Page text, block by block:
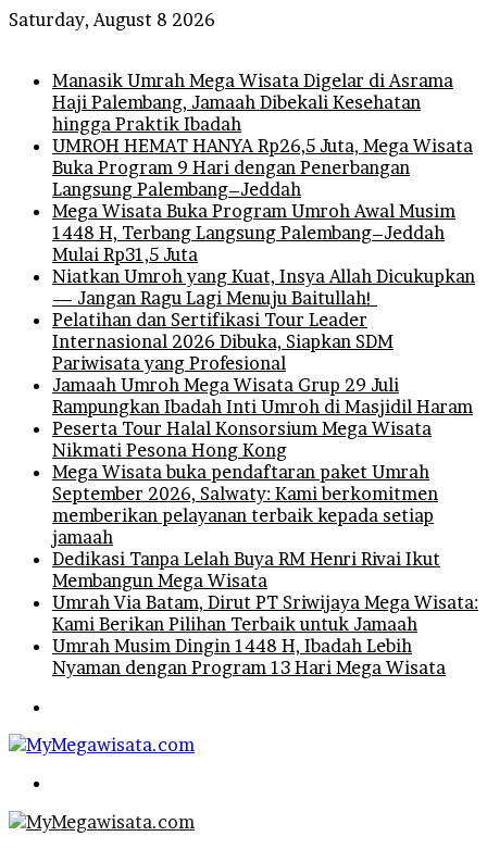
Saturday, August 8 2026
Manasik Umrah Mega Wisata Digelar di Asrama
Haji Palembang, Jamaah Dibekali Kesehatan
hingga Praktik Ibadah
UMROH HEMAT HANYA Rp26,5 Juta, Mega Wisata
Buka Program 9 Hari dengan Penerbangan
Langsung Palembang–Jeddah
Mega Wisata Buka Program Umroh Awal Musim
1448 H, Terbang Langsung Palembang–Jeddah
Mulai Rp31,5 Juta
Niatkan Umroh yang Kuat, Insya Allah Dicukupkan
— Jangan Ragu Lagi Menuju Baitullah!
Pelatihan dan Sertifikasi Tour Leader
Internasional 2026 Dibuka, Siapkan SDM
Pariwisata yang Profesional
Jamaah Umroh Mega Wisata Grup 29 Juli
Rampungkan Ibadah Inti Umroh di Masjidil Haram
Peserta Tour Halal Konsorsium Mega Wisata
Nikmati Pesona Hong Kong
Mega Wisata buka pendaftaran paket Umrah
September 2026, Salwaty: Kami berkomitmen
memberikan pelayanan terbaik kepada setiap
jamaah
Dedikasi Tanpa Lelah Buya RM Henri Rivai Ikut
Membangun Mega Wisata
Umrah Via Batam, Dirut PT Sriwijaya Mega Wisata:
Kami Berikan Pilihan Terbaik untuk Jamaah
Umrah Musim Dingin 1448 H, Ibadah Lebih
Nyaman dengan Program 13 Hari Mega Wisata